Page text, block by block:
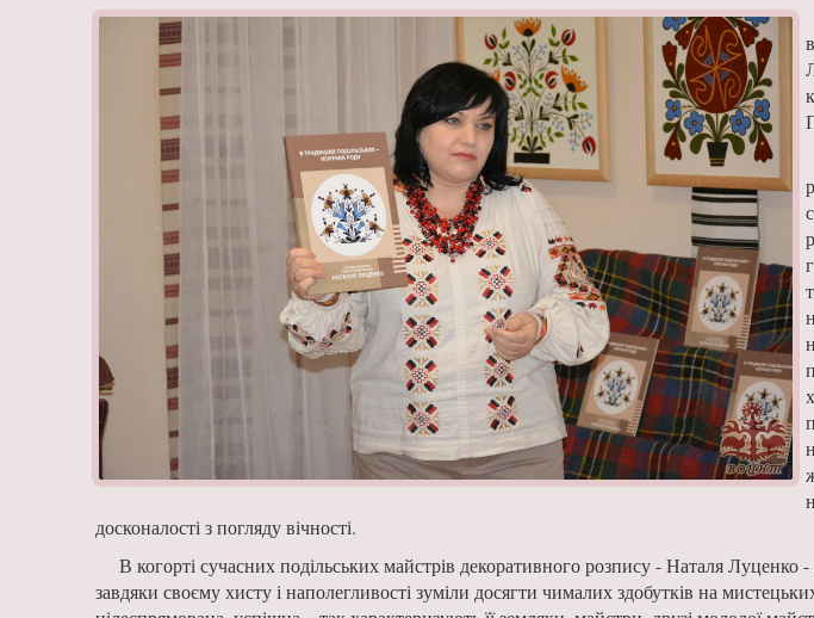
досконалості з погляду вічності.
В когорті сучасних подільських майстрів декоративного розпису - Наталя Луценко
завдяки своєму хисту і наполегливості зуміли досягти чималих здобутків на